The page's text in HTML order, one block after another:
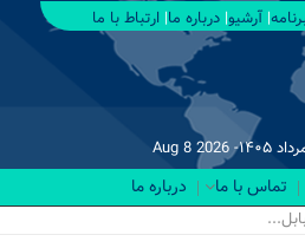
آرشیو درباره ما ارتباط با ما
Aug 8 2026
تماس با ما درباره ما